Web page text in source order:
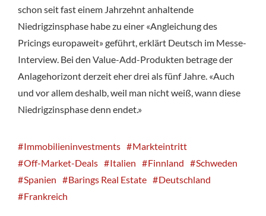
schon seit fast einem Jahrzehnt anhaltende
Niedrigzinsphase habe zu einer «Angleichung des
Pricings europaweit» geführt, erklärt Deutsch im Messe-
Interview. Bei den Value-Add-Produkten betrage der
Anlagehorizont derzeit eher drei als fünf Jahre. «Auch
und vor allem deshalb, weil man nicht weiß, wann diese
Niedrigzinsphase denn endet.»
Immobilieninvestments
Markteintritt
Off-Market-Deals
Italien Finnland
Schweden
Spanien
Barings Real Estate
Deutschland
Frankreich